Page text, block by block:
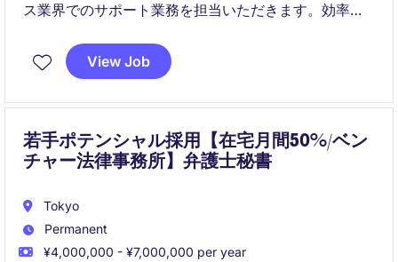
ス業界でのサポート業務を担当いただきます。効率的
ションです。View Job
若手ポテンシャル採用【在宅月間50%/ベン
チャー法律事務所】弁護士秘書
Tokyo
Permanent
¥4,000,000 - ¥7,000,000 per year